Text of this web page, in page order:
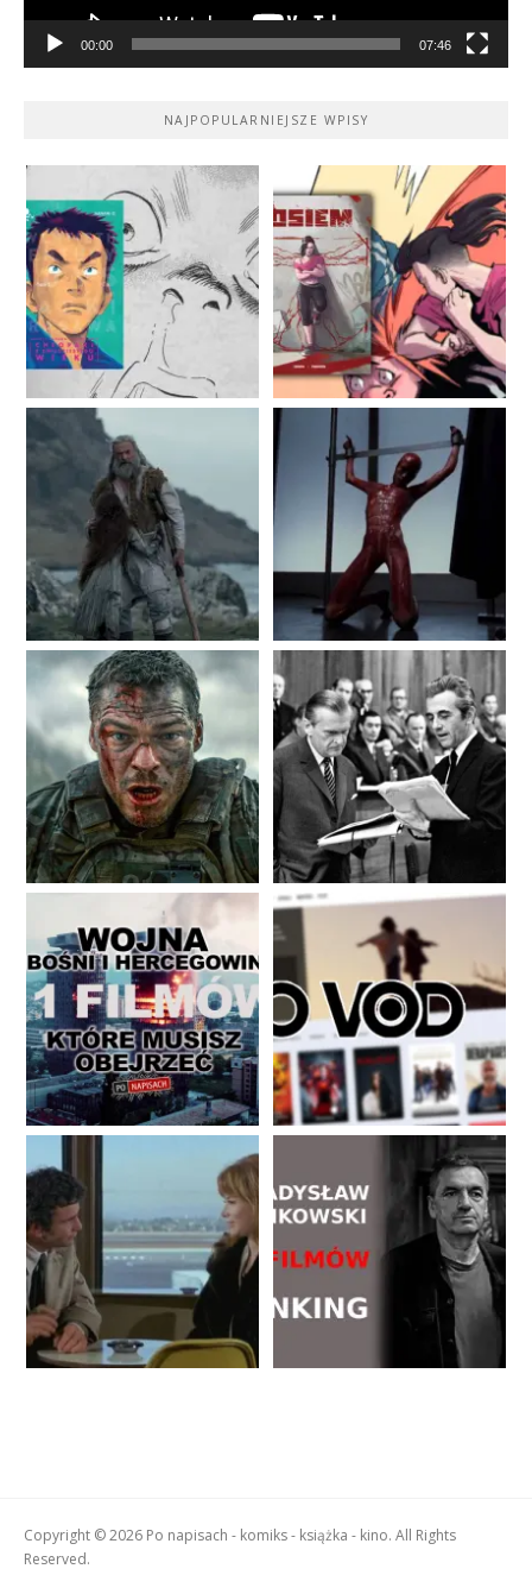
00:00 07:46
NAJPOPULARNIEJSZE WPISY
Copyright © 2026 Po napisach - komiks - książka - kino. All Rights
Reserved.